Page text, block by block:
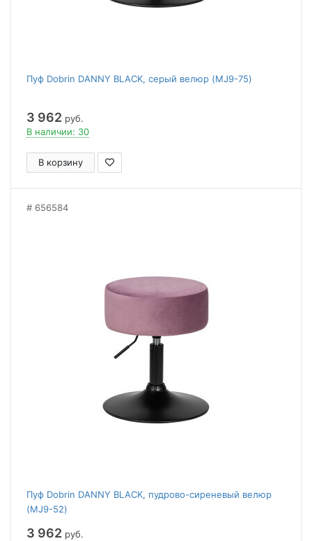
Пуф Dobrin DANNY BLACK, серый велюр (MJ9-75)
3 962 руб.
В наличии: 30
В корзину
656584
Пуф Dobrin DANNY BLACK, пудрово-сиреневый велюр
(MJ9-52)
3 962 руб.